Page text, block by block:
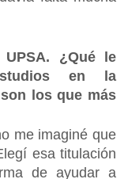
¿Qué le
en la
los que más
me imaginé que
esa titulación
de ayudar a